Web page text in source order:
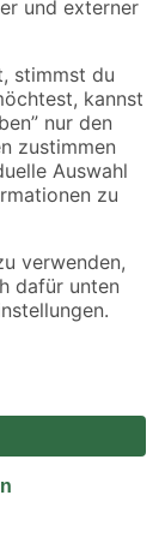
sind unter
beziehen
hier